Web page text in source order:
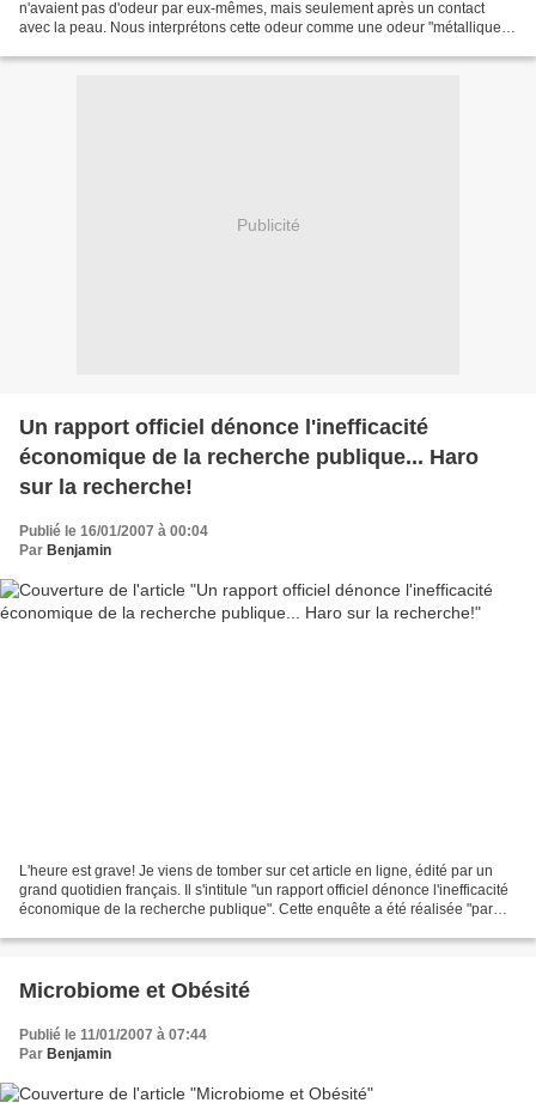
n'avaient pas d'odeur par eux-mêmes, mais seulement après un contact
avec la peau. Nous interprétons cette odeur comme une odeur "métallique",
Publicité
Un rapport officiel dénonce l'inefficacité
économique de la recherche publique... Haro
sur la recherche!
Publié le 16/01/2007 à 00:04
Par Benjamin
L'heure est grave! Je viens de tomber sur cet article en ligne, édité par un
grand quotidien français. Il s'intitule "un rapport officiel dénonce l'inefficacité
économique de la recherche publique". Cette enquête a été réalisée "par
Microbiome et Obésité
Publié le 11/01/2007 à 07:44
Par Benjamin